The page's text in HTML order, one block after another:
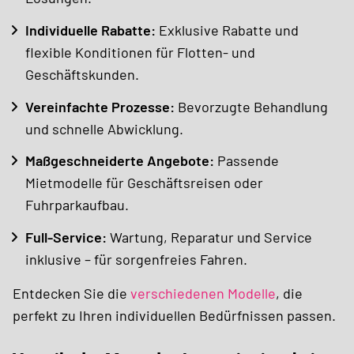
Individuelle Rabatte: Exklusive Rabatte und
flexible Konditionen für Flotten- und
Geschäftskunden.
Vereinfachte Prozesse: Bevorzugte Behandlung
und schnelle Abwicklung.
Maßgeschneiderte Angebote: Passende
Mietmodelle für Geschäftsreisen oder
Fuhrparkaufbau.
Full-Service: Wartung, Reparatur und Service
inklusive – für sorgenfreies Fahren.
Entdecken Sie die verschiedenen Modelle, die
perfekt zu Ihren individuellen Bedürfnissen passen.